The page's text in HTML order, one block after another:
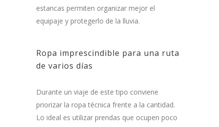
estancas permiten organizar mejor el
equipaje y protegerlo de la lluvia.
Ropa imprescindible para una ruta
de varios días
Durante un viaje de este tipo conviene
priorizar la ropa técnica frente a la cantidad.
Lo ideal es utilizar prendas que ocupen poco